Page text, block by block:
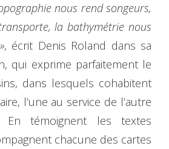
nous rend songeurs,
la bathymétrie nous
, écrit Denis Roland dans sa
qui exprime parfaitement le
dans lesquels cohabitent
l’une au service de l’autre
En témoignent les textes
chacune des cartes